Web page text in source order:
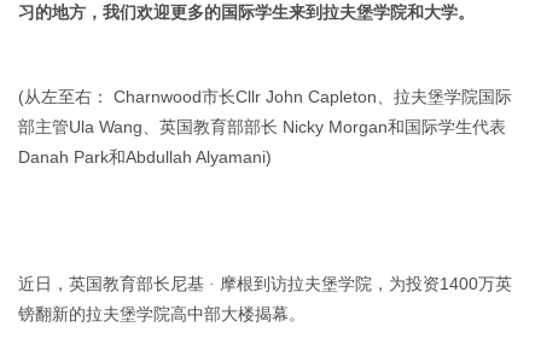
习的地方，我们欢迎更多的国际学生来到拉夫堡学院和大学。
(从左至右： Charnwood市长Cllr John Capleton、拉夫堡学院国际
部主管Ula Wang、英国教育部部长 Nicky Morgan和国际学生代表
Danah Park和Abdullah Alyamani)
近日，英国教育部长尼基 · 摩根到访拉夫堡学院，为投资1400万英
镑翻新的拉夫堡学院高中部大楼揭幕。